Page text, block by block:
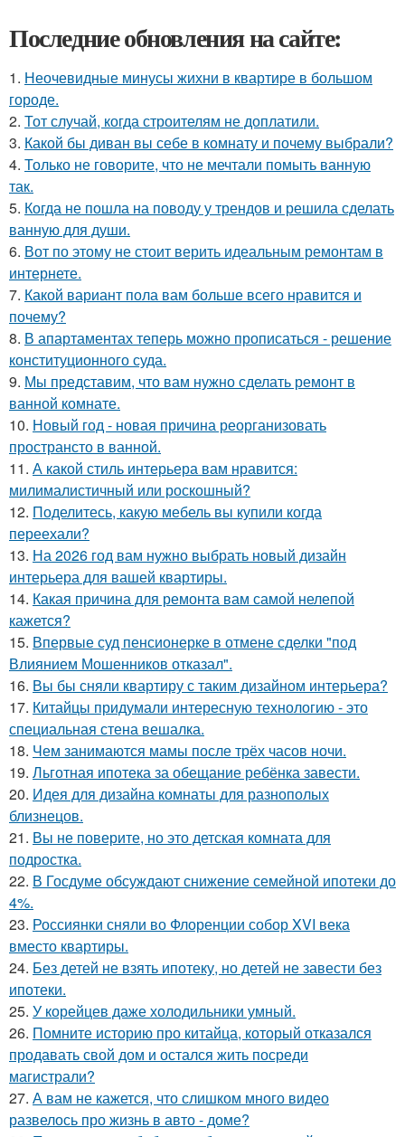
Последние обновления на сайте:
1. Неочевидные минусы жихни в квартире в большом
городе.
2. Тот случай, когда строителям не доплатили.
3. Какой бы диван вы себе в комнату и почему выбрали?
4. Только не говорите, что не мечтали помыть ванную
так.
5. Когда не пошла на поводу у трендов и решила сделать
ванную для души.
6. Вот по этому не стоит верить идеальным ремонтам в
интернете.
7. Какой вариант пола вам больше всего нравится и
почему?
8. В апартаментах теперь можно прописаться - решение
конституционного суда.
9. Мы представим, что вам нужно сделать ремонт в
ванной комнате.
10. Новый год - новая причина реорганизовать
пространсто в ванной.
11. А какой стиль интерьера вам нравится:
милималистичный или роскошный?
12. Поделитесь, какую мебель вы купили когда
переехали?
13. На 2026 год вам нужно выбрать новый дизайн
интерьера для вашей квартиры.
14. Какая причина для ремонта вам самой нелепой
кажется?
15. Впервые суд пенсионерке в отмене сделки "под
Влиянием Мошенников отказал".
16. Вы бы сняли квартиру с таким дизайном интерьера?
17. Китайцы придумали интересную технологию - это
специальная стена вешалка.
18. Чем занимаются мамы после трёх часов ночи.
19. Льготная ипотека за обещание ребёнка завести.
20. Идея для дизайна комнаты для разнополых
близнецов.
21. Вы не поверите, но это детская комната для
подростка.
22. В Госдуме обсуждают снижение семейной ипотеки до
4%.
23. Россиянки сняли во Флоренции собор XVI века
вместо квартиры.
24. Без детей не взять ипотеку, но детей не завести без
ипотеки.
25. У корейцев даже холодильники умный.
26. Помните историю про китайца, который отказался
продавать свой дом и остался жить посреди
магистрали?
27. А вам не кажется, что слишком много видео
развелось про жизнь в авто - доме?